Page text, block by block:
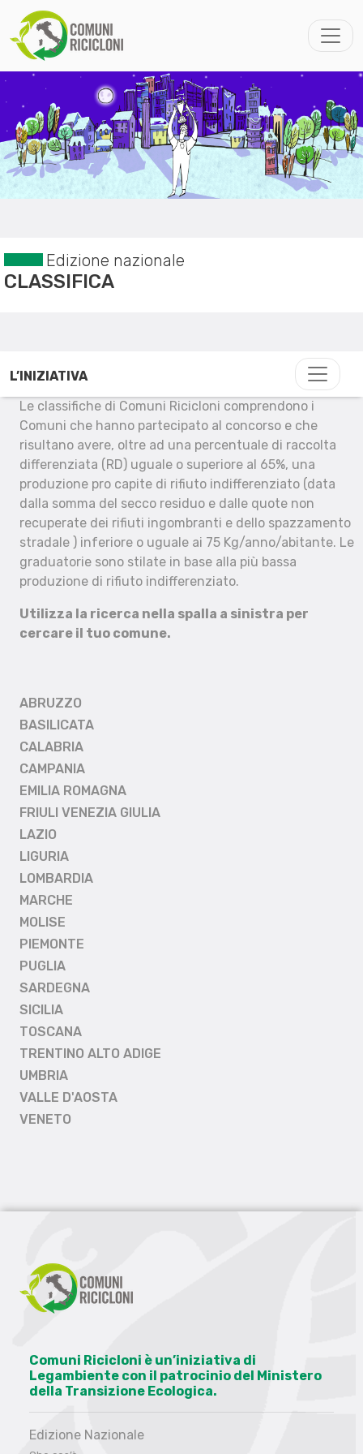
Edizione nazionale
CLASSIFICA
L’INIZIATIVA
Le classifiche di Comuni Ricicloni comprendono i
Comuni che hanno partecipato al concorso e che
risultano avere, oltre ad una percentuale di raccolta
differenziata (RD) uguale o superiore al 65%, una
produzione pro capite di rifiuto indifferenziato (data
dalla somma del secco residuo e dalle quote non
recuperate dei rifiuti ingombranti e dello spazzamento
stradale ) inferiore o uguale ai 75 Kg/anno/abitante. Le
graduatorie sono stilate in base alla più bassa
produzione di rifiuto indifferenziato.
Utilizza la ricerca nella spalla a sinistra per
cercare il tuo comune.
ABRUZZO
BASILICATA
CALABRIA
CAMPANIA
EMILIA ROMAGNA
FRIULI VENEZIA GIULIA
LAZIO
LIGURIA
LOMBARDIA
MARCHE
MOLISE
PIEMONTE
PUGLIA
SARDEGNA
SICILIA
TOSCANA
TRENTINO ALTO ADIGE
UMBRIA
VALLE D'AOSTA
VENETO
Comuni Ricicloni è un’iniziativa di
Legambiente con il patrocinio del Ministero
della Transizione Ecologica.
Edizione Nazionale